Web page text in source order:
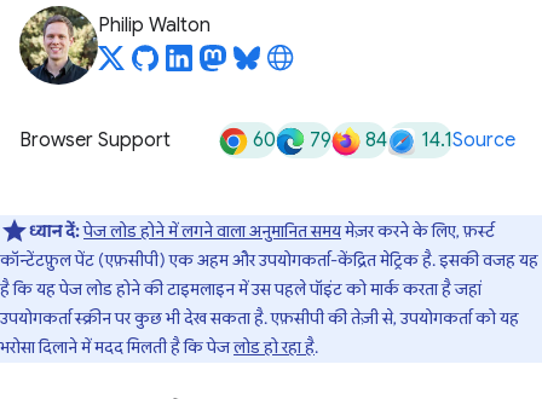
Philip Walton
Browser Support 60 79 84 14.1Source
ध्यान दें:पेज लोड होने में लगने वाला अनुमानित समयमेज़र करने के लिए, फ़र्स्ट
कॉन्टेंटफ़ुल पेंट (एफ़सीपी) एक अहम और उपयोगकर्ता-केंद्रित मेट्रिक है. इसकी वजह यह
है कि यह पेज लोड होने की टाइमलाइन में उस पहले पॉइंट को मार्क करता है जहां
उपयोगकर्ता स्क्रीन पर कुछ भी देख सकता है. एफ़सीपी की तेज़ी से, उपयोगकर्ता को यह
भरोसा दिलाने में मदद मिलती है कि पेजलोड हो रहा है.